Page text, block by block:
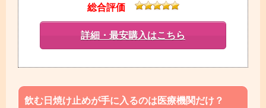
総合評価
詳細・最安購入はこちら
飲む日焼け止めが手に入るのは医療機関だけ？